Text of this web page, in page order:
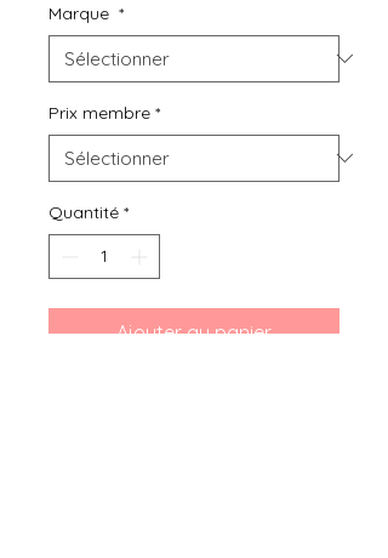
Marque *
Prix membre *
Quantité *
Ajouter au panier